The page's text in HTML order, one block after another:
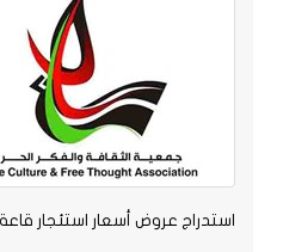
استدراج عروض أسعار استئجار